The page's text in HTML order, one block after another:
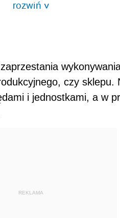
rozwiń>
czy sklepu.
i jednostkami, a w
REKLAMA